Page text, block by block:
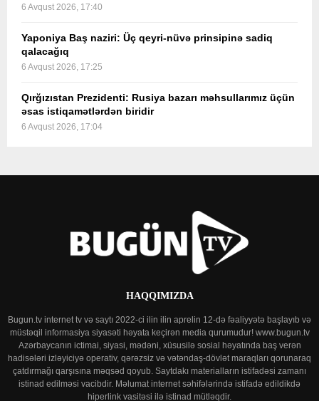
6 Avqust 2026, 17:40
Yaponiya Baş naziri: Üç qeyri-nüvə prinsipinə sadiq
qalacağıq
6 Avqust 2026, 17:25
Qırğızıstan Prezidenti: Rusiya bazarı məhsullarımız üçün
əsas istiqamətlərdən biridir
6 Avqust 2026, 17:04
HAQQIMIZDA
Bugun.tv internet tv və saytı 2022-ci ilin ilin aprelin 12-də fəaliyyətə başlayıb və
müstəqil informasiya siyasəti həyata keçirən media qurumudur! www.bugun.tv
Azərbaycanın ictimai, siyasi, mədəni, xüsusilə sosial həyatında baş verən
hadisələri izləyiciyə operativ, qərəzsiz və vətəndaş-dövlət maraqları qorunaraq
çatdırmağı qarşısına məqsəd qoyub. Saytdakı materialların istifadəsi zamanı
istinad edilməsi vacibdir. Məlumat internet səhifələrində istifadə edildikdə
hiperlink vasitəsi ilə istinad mütləqdir.